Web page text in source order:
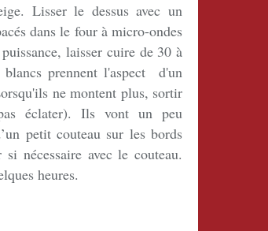
Lisser le dessus avec un
dans le four à micro-ondes
laisser cuire de 30 à
prennent l'aspect d'un
ne montent plus, sortir
éclater). Ils vont un peu
petit couteau sur les bords
nécessaire avec le couteau.
heures.